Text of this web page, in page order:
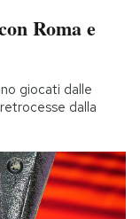
Roma e
giocati dalle
dalla